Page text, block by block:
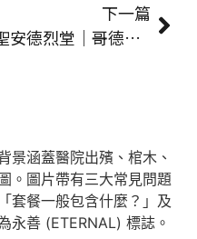
下一篇
聖安德烈堂｜哥德復興式紅磚建築物【喪禮地點】